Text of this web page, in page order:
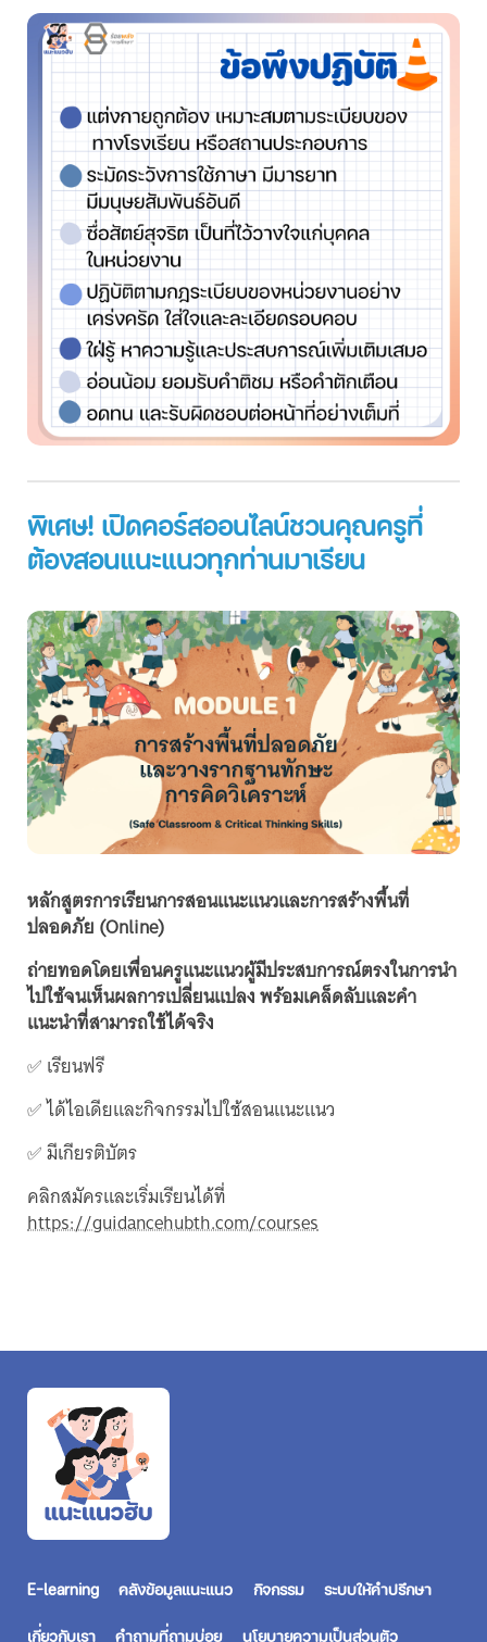
พิเศษ! เปิดคอร์สออนไลน์ชวนคุณครูที่
ต้องสอนแนะแนวทุกท่านมาเรียน
หลักสูตรการเรียนการสอนแนะแนวและการสร้างพื้นที่
ปลอดภัย (Online)
ถ่ายทอดโดยเพื่อนครูแนะแนวผู้มีประสบการณ์ตรงในการนำ
ไปใช้จนเห็นผลการเปลี่ยนแปลง พร้อมเคล็ดลับและคำ
แนะนำที่สามารถใช้ได้จริง
✅ เรียนฟรี
✅ ได้ไอเดียและกิจกรรมไปใช้สอนแนะแนว
✅ มีเกียรติบัตร
คลิกสมัครและเริ่มเรียนได้ที่
https://guidancehubth.com/courses
E-learning คลังข้อมูลแนะแนว กิจกรรม ระบบให้คำปรึกษา
เกี่ยวกับเรา คำถามที่ถามบ่อย นโยบายความเป็นส่วนตัว